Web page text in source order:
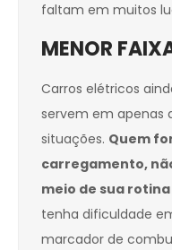
faltam em muitos
MENOR
Carros elétricos
servem em apenas
situações. Quem
carregamento,
meio de sua
tenha dificuldade
marcador de